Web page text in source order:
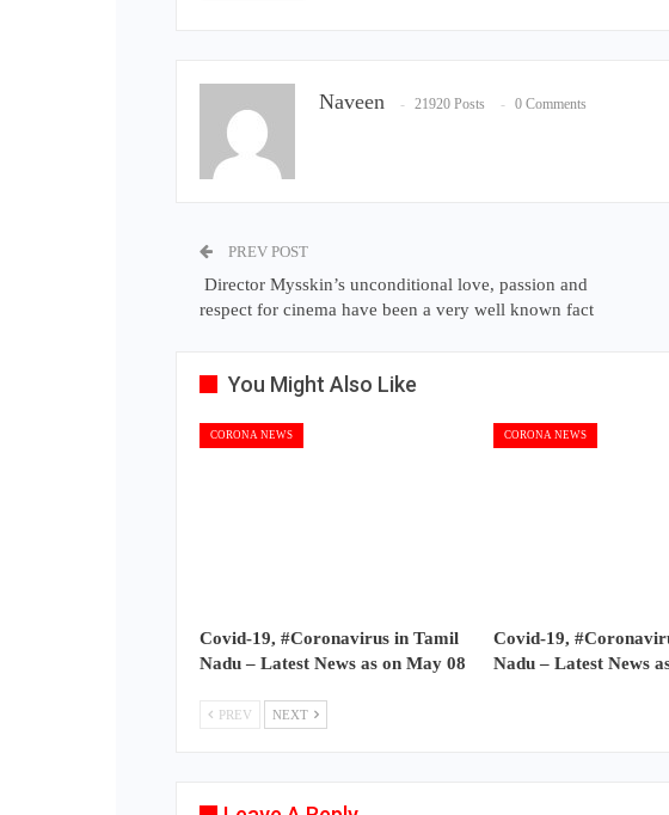
Naveen 21920 Posts 0 Comments
PREV POST
Director Mysskin’s unconditional love, passion and
respect for cinema have been a very well known fact
You Might Also Like
CORONA NEWS
Covid-19, #Coronavirus in Tamil
Nadu – Latest News as on May 08
CORONA NEWS
Covid-19,
Nadu – Latest News
PREV NEXT